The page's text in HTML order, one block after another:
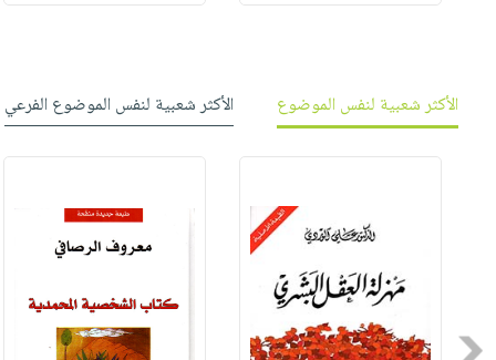
الأكثر شعبية لنفس الموضوع الأكثر شعبية لنفس الموضوع الفرعي
Previous